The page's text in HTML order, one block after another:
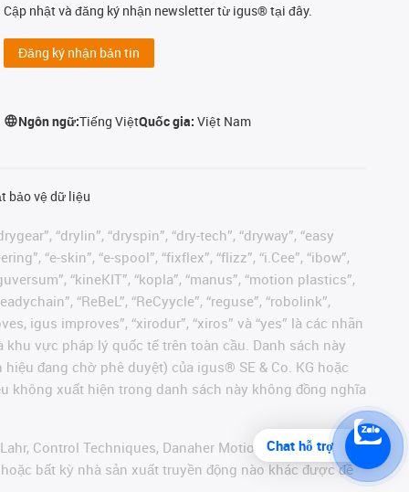
Cập nhật và đăng ký nhận newsletter từ igus® tại đây.
Đăng ký nhận bản tin
Ngôn ngữ:Tiếng ViệtQuốc gia:Việt Nam
bảo vệ dữ liệu
“drylin”, “dryspin”, “dry-tech”, “dryway”, “easy
“e-skin”, “e-spool”, “fixflex”, “flizz”, “i.Cee”, “ibow”,
“kineKIT”, “kopla”, “manus”, “motion plastics”,
“ReBeL”, “ReCyycle”, “reguse”, “robolink”,
igus improves”, “xirodur”, “xiros” và “yes” là các nhãn
vực pháp lý quốc tế trên toàn cầu. Danh sách này
đang chờ phê duyệt) của igus® SE & Co. KG hoặc
không xuất hiện trong danh sách này không đồng nghĩa
Control Techniques, Danaher Motion, ELAU, FAGOR,
hoặc bất kỳ nhà sản xuất truyền động nào khác được đề
Chat hỗ trợ